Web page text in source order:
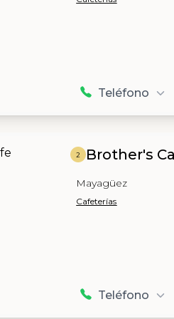
Teléfono
2 Brother's
Mayagüez
Cafeterías
Teléfono